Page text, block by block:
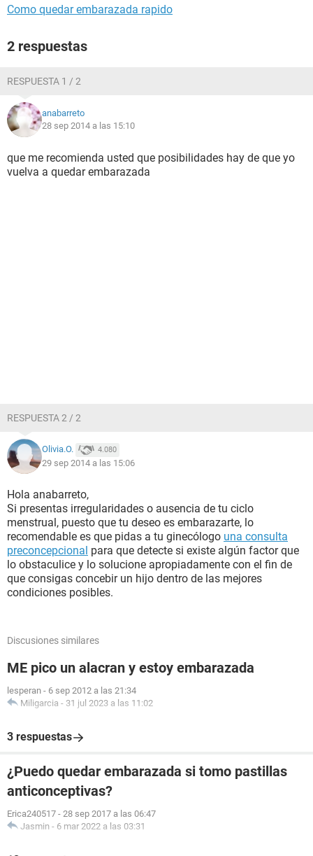
Como quedar embarazada rapido
2 respuestas
RESPUESTA 1 / 2
anabarreto
28 sep 2014 a las 15:10
que me recomienda usted que posibilidades hay de que yo
vuelva a quedar embarazada
RESPUESTA 2 / 2
Olivia.O. 4.080
29 sep 2014 a las 15:06
Hola anabarreto,
Si presentas irregularidades o ausencia de tu ciclo
menstrual, puesto que tu deseo es embarazarte, lo
recomendable es que pidas a tu ginecólogo una consulta
preconcepcional para que detecte si existe algún factor que
lo obstaculice y lo solucione apropiadamente con el fin de
que consigas concebir un hijo dentro de las mejores
condiciones posibles.
Discusiones similares
ME pico un alacran y estoy embarazada
lesperan - 6 sep 2012 a las 21:34
Miligarcia - 31 jul 2023 a las 11:02
3 respuestas
¿Puedo quedar embarazada si tomo pastillas
anticonceptivas?
Erica240517 - 28 sep 2017 a las 06:47
Jasmin - 6 mar 2022 a las 03:31